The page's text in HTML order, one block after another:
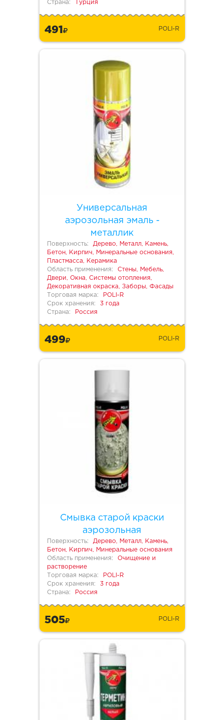
Страна: Турция
491 POLI-R
Универсальная
аэрозольная эмаль -
металлик
Поверхность:
Дерево, Металл, Камень,
Бетон, Кирпич, Минеральные основания,
Пластмасса, Керамика
Область применения:
Стены, Мебель,
Двери, Окна, Системы отопления,
Декоративная окраска, Заборы, Фасады
Торговая марка:
POLI-R
Срок хранения:
3 года
Страна:
Россия
499 POLI-R
Смывка старой краски
аэрозольная
Поверхность:
Дерево, Металл, Камень,
Бетон, Кирпич, Минеральные основания
Область применения:
Очищение и
растворение
Торговая марка:
POLI-R
Срок хранения:
3 года
Страна:
Россия
505 POLI-R